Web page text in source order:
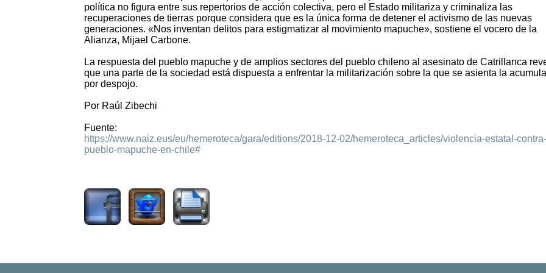
política no figura entre sus repertorios de acción colectiva, pero el Estado militariza y criminaliza las
recuperaciones de tierras porque considera que es la única forma de detener el activismo de las nuevas
generaciones. «Nos inventan delitos para estigmatizar al movimiento mapuche», sostiene el vocero de la
Alianza, Mijael Carbone.
La respuesta del pueblo mapuche y de amplios sectores del pueblo chileno al asesinato de Catrillanca
que una parte de la sociedad está dispuesta a enfrentar la militarización sobre la que se asienta la
por despojo.
Por Raúl Zibechi
Fuente:
https://www.naiz.eus/eu/hemeroteca/gara/editions/2018-12-02/hemeroteca_articles/violencia-estatal-
pueblo-mapuche-en-chile#